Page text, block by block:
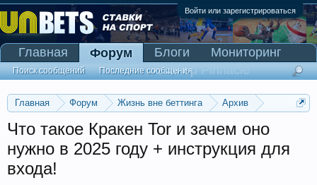
Войти или зарегистрироваться
Главная Форум Жизнь вне беттинга
Архив
Что такое Кракен Tor и зачем оно
нужно в 2025 году + инструкция для
входа!
Главная Форум
Поиск сообщений Последние сообщения
Блоги
Мониторинг
Сканер Pinnacle